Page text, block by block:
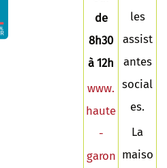
de
8h30
à 12h
www.
haute
-
garon
les
assist
antes
social
es.
La
maiso